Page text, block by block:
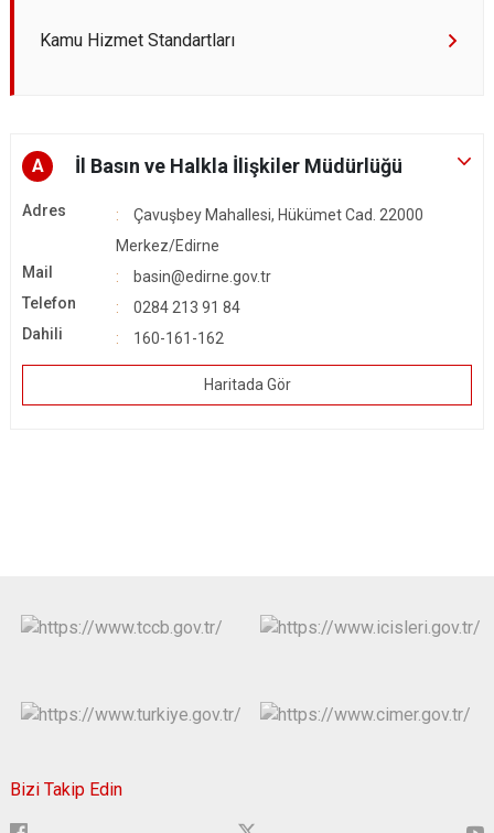
Kamu Hizmet Standartları
A İl Basın ve Halkla İlişkiler Müdürlüğü
Adres
Çavuşbey Mahallesi, Hükümet Cad. 22000
Merkez/Edirne
Mail
basin@edirne.gov.tr
Telefon
0284 213 91 84
Dahili
160-161-162
Haritada Gör
Bizi Takip Edin